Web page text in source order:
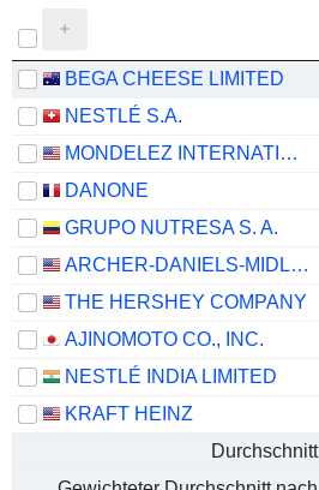
BEGA CHEESE LIMITED
NESTLÉ S.A.
MONDELEZ INTERNATIONAL, INC.
DANONE
GRUPO NUTRESA S. A.
ARCHER-DANIELS-MIDLAND COMPANY
THE HERSHEY COMPANY
AJINOMOTO CO., INC.
NESTLÉ INDIA LIMITED
KRAFT HEINZ
Durchschnitt